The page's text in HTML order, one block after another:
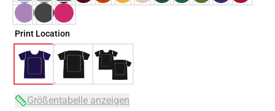
Print Location
Größentabelle anzeigen